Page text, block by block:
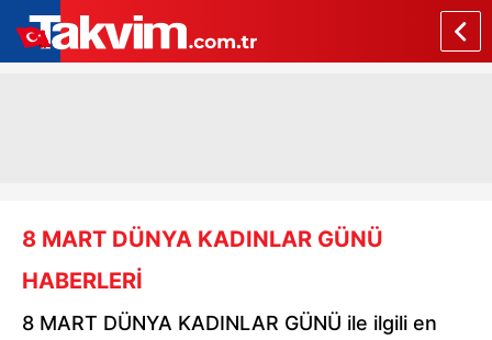
8 MART DÜNYA KADINLAR GÜNÜ
HABERLERİ
8 MART DÜNYA KADINLAR GÜNÜ ile ilgili en